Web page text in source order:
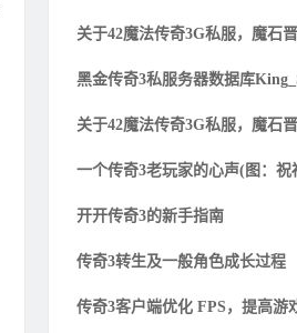
关于42魔法传奇3G私服，魔石
黑金传奇3私服务器数据库
关于42魔法传奇3G私服，魔石
一个传奇3老玩家的心声(图：祝
开开传奇3的新手指南
传奇3转生及一般角色成长过程
传奇3客户端优化 FPS，提高游